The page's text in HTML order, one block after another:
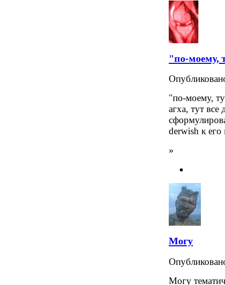
"по-моему,
"по-моему,
агха, тут
derwish к
»
Могу
Могу